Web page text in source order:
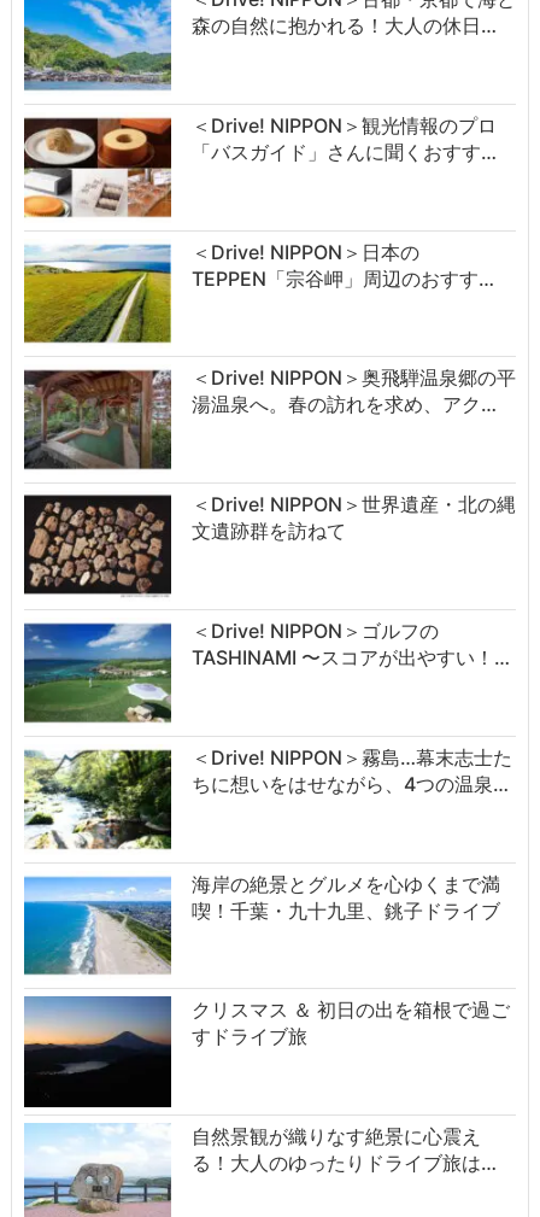
森の自然に抱かれる！大人の休日…
＜Drive! NIPPON＞観光情報のプロ
「バスガイド」さんに聞くおすす…
＜Drive! NIPPON＞日本の
TEPPEN「宗谷岬」周辺のおすす…
＜Drive! NIPPON＞奥飛騨温泉郷の平
湯温泉へ。春の訪れを求め、アク…
＜Drive! NIPPON＞世界遺産・北の縄
文遺跡群を訪ねて
＜Drive! NIPPON＞ゴルフの
TASHINAMI 〜スコアが出やすい！…
＜Drive! NIPPON＞霧島…幕末志士た
ちに想いをはせながら、4つの温泉…
海岸の絶景とグルメを心ゆくまで満
喫！千葉・九十九里、銚子ドライブ
クリスマス ＆ 初日の出を箱根で過ご
すドライブ旅
自然景観が織りなす絶景に心震え
る！大人のゆったりドライブ旅は…